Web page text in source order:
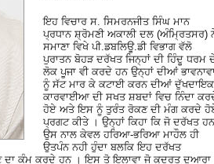
ਇਹ ਵਿਚਾਰ ਸ. ਸਿਮਰਨਜੀਤ ਸਿੰਘ ਮਾਨ
ਪ੍ਰਧਾਨ ਸ਼੍ਰੋਮਣੀ ਅਕਾਲੀ ਦਲ (ਅੰਮ੍ਰਿਤਸਰ)
ਸਮਾਣਾ ਵਿਖੇ ਪੀ.ਡਬਲਿਊ.ਡੀ ਵਿਭਾਗ ਵੱਲੋ
ਪੁਰਾਤਨ ਬੋਹੜ ਦਰੱਖਤ ਜਿਨ੍ਹਾਂ ਦੀ ਹਿੰਦੂ ਧਰਮ
ਲੋਕ ਪੂਜਾ ਵੀ ਕਰਦੇ ਹਨ ਉਨ੍ਹਾਂ ਦੀਆਂ
ਨੂੰ ਸੱਟ ਮਾਰ ਕੇ ਕਟਾਈ ਕਰਨ ਦੀਆਂ ਦੁੱਖਦਾਇਕ
ਕਾਰਵਾਈਆ ਦੀ ਸਖਤ ਸ਼ਬਦਾਂ ਵਿਚ ਨਿੰਦਾ
ਹੋਏ ਅਤੇ ਇਸ ਨੂੰ ਤੁਰੰਤ ਰੋਕਣ ਦੀ ਮੰਗ ਕਰਦੇ
ਪ੍ਰਗਟ ਕੀਤੇ । ਉਨ੍ਹਾਂ ਕਿਹਾ ਕਿ ਜੋ ਦਰੱਖਤ
ਉਸ ਨਾਲ ਕੇਵਲ ਹਰਿਆ-ਭਰਿਆ ਮਾਹੌਲ ਹੀ
ਉਤਪੰਨ ਨਹੀ ਹੁੰਦਾ ਬਲਕਿ ਇਹ ਦਰੱਖਤ
ਕੰਮ ਕਰਦੇ ਹਨ । ਇਸ ਤੋ ਇਲਾਵਾ ਜੋ ਕੁਦਰਤ ਦੁਆਰਾ